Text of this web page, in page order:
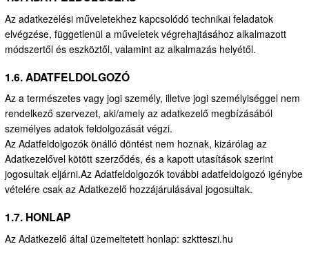
Az adatkezelési műveletekhez kapcsolódó technikai feladatok
elvégzése, függetlenül a műveletek végrehajtásához alkalmazott
módszertől és eszköztől, valamint az alkalmazás helyétől.
1.6. ADATFELDOLGOZÓ
Az a természetes vagy jogi személy, illetve jogi személyiséggel nem
rendelkező szervezet, aki/amely az adatkezelő megbízásából
személyes adatok feldolgozását végzi.
Az Adatfeldolgozók önálló döntést nem hoznak, kizárólag az
Adatkezelővel kötött szerződés, és a kapott utasítások szerint
jogosultak eljárni.Az Adatfeldolgozók további adatfeldolgozó igénybe
vételére csak az Adatkezelő hozzájárulásával jogosultak.
1.7. HONLAP
Az Adatkezelő által üzemeltetett honlap: szktteszi.hu